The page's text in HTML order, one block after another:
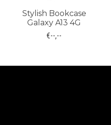
Stylish Bookcase
Galaxy A13 4G
€--,--